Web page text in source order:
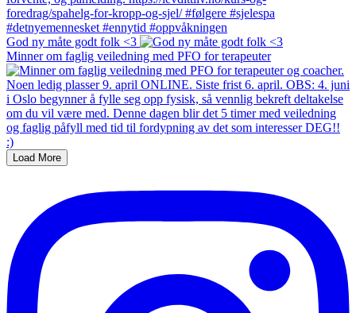
God ny måte godt folk <3
Minner om faglig veiledning med PFO for terapeuter
Load More